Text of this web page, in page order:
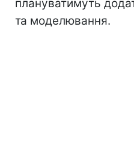
плануватимуть
та моделювання.